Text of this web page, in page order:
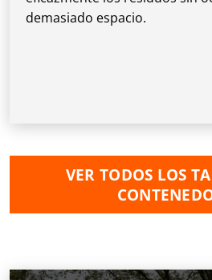
demasiado espacio.
VER TODOS LOS